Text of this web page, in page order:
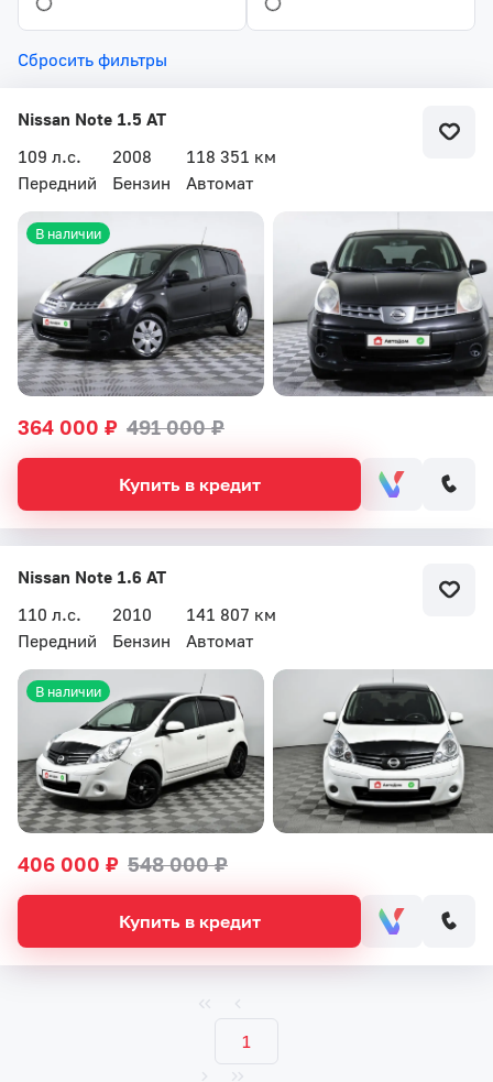
Сбросить фильтры
Nissan Note 1.5 AT
109 л.с.
2008
118 351 км
Передний
Бензин Автомат
364 000 ₽ 491 000 ₽
В наличии
Купить в кредит
Nissan Note 1.6 AT
110 л.с.
2010
141 807 км
Передний
Бензин Автомат
406 000 ₽ 548 000 ₽
В наличии
Купить в кредит
1